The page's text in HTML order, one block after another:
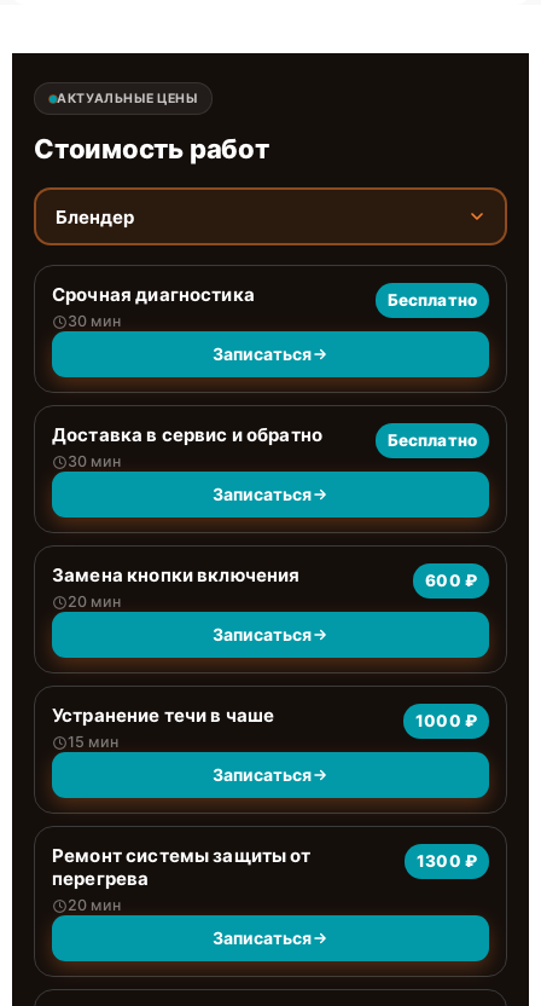
АКТУАЛЬНЫЕ ЦЕНЫ
Стоимость работ
Блендер
Срочная диагностика
30 мин
Бесплатно
Записаться
Доставка в сервис и обратно
30 мин
Бесплатно
Записаться
Замена кнопки включения
20 мин
600 ₽
Записаться
Устранение течи в чаше
15 мин
1000 ₽
Записаться
Ремонт системы защиты от
перегрева
20 мин
1300 ₽
Записаться